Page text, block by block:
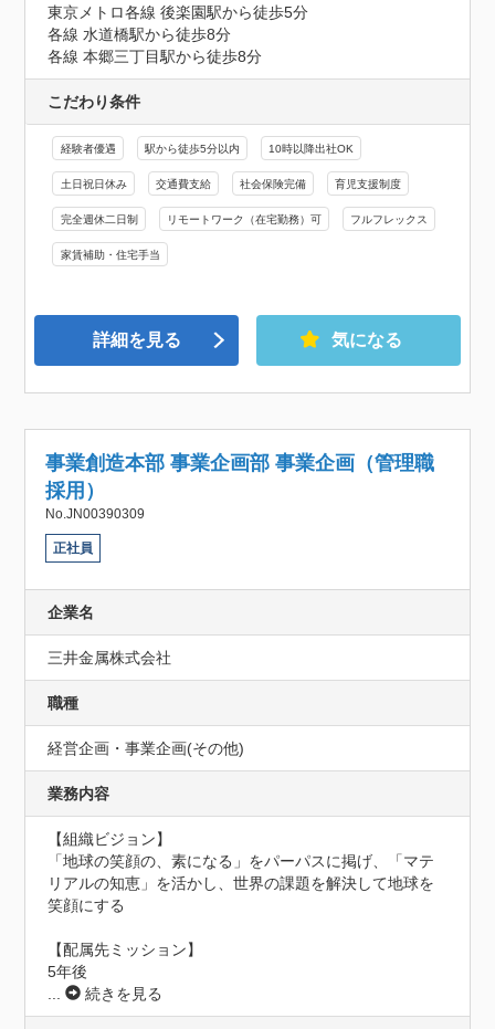
東京メトロ各線 後楽園駅から徒歩5分
各線 水道橋駅から徒歩8分
各線 本郷三丁目駅から徒歩8分
こだわり条件
経験者優遇 駅から徒歩5分以内 10時以降出社OK
土日祝日休み 交通費支給 社会保険完備 育児支援制度
完全週休二日制 リモートワーク（在宅勤務）可 フルフレックス
家賃補助・住宅手当
詳細を見る 気になる
事業創造本部 事業企画部 事業企画（管理職
採用）
No.JN00390309
正社員
企業名
三井金属株式会社
職種
経営企画・事業企画(その他)
業務内容
【組織ビジョン】
「地球の笑顔の、素になる」をパーパスに掲げ、「マテ
リアルの知恵」を活かし、世界の課題を解決して地球を
笑顔にする
【配属先ミッション】
5年後
...
続きを見る